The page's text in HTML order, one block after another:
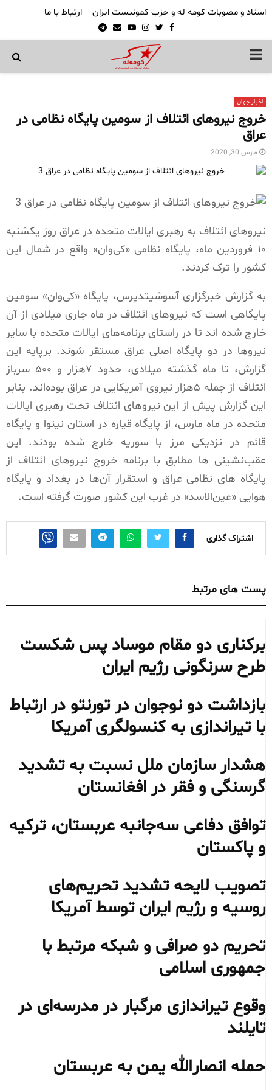
اسناد و مصوبات کومه له و حزب کمونیست ایران ارتباط با ما
Facebook
Twitter
Instagram
Youtube
Email
Telegram
PRIMARY
اخبار جهان
خروج نیروهای ائتلاف از سومین پایگاه نظامی در
عراق
مارس 30, 2020
نیروهای ائتلاف به رهبری ایالات متحده در عراق روز یکشنبه
۱۰ فروردین ماه، پایگاه نظامی «کی‌وان» واقع در شمال این
کشور را ترک کردند.
به گزارش خبرگزاری آسوشیتدپرس، پایگاه «کی‌وان» سومین
پایگاهی است که نیروهای ائتلاف در ماه جاری میلادی از آن
خارج شده اند تا در راستای برنامه‌های ایالات متحده با سایر
نیروها در دو پایگاه اصلی عراق مستقر شوند. برپایه این
گزارش، تا ماه گذشته میلادی، حدود ۷هزار و ۵۰۰ سرباز
ائتلاف از جمله ۵هزار نیروی آمریکایی در عراق بوده‌اند. بنابر
این گزارش پیش از این نیروهای ائتلاف تحت رهبری ایالات
متحده در ماه مارس، از پایگاه قیاره در استان نینوا و پایگاه
قائم در نزدیکی مرز با سوریه خارج شده بودند. این
عقب‌نشینی ها مطابق با برنامه خروج نیروهای ائتلاف از
پایگاه های نظامی عراق و استقرار آن‌ها در بغداد و پایگاه
هوایی «عین‌الاسد» در غرب این کشور صورت گرفته است.
اشتراک گذاری
پست های مرتبط
برکناری دو مقام موساد پس شکست
طرح سرنگونی رژیم ایران
بازداشت دو نوجوان در تورنتو در ارتباط
با تیراندازی به کنسولگری آمریکا
هشدار سازمان ملل نسبت به تشدید
گرسنگی و فقر در افغانستان
توافق دفاعی سه‌جانبه عربستان، ترکیه
و پاکستان
تصویب لایحه تشدید تحریم‌های
روسیه و رژیم ایران توسط آمریکا
تحریم دو صرافی و شبکه مرتبط با
جمهوری اسلامی
وقوع تیراندازی مرگبار در مدرسه‌ای در
تایلند
حمله انصارالله یمن به عربستان